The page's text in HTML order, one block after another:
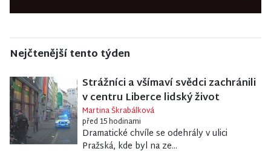
Nejčtenější tento týden
Strážníci a všímaví svědci zachránili
v centru Liberce lidský život
Martina Škrabálková
před 15 hodinami
Dramatické chvíle se odehrály v ulici
Pražská, kde byl na ze...